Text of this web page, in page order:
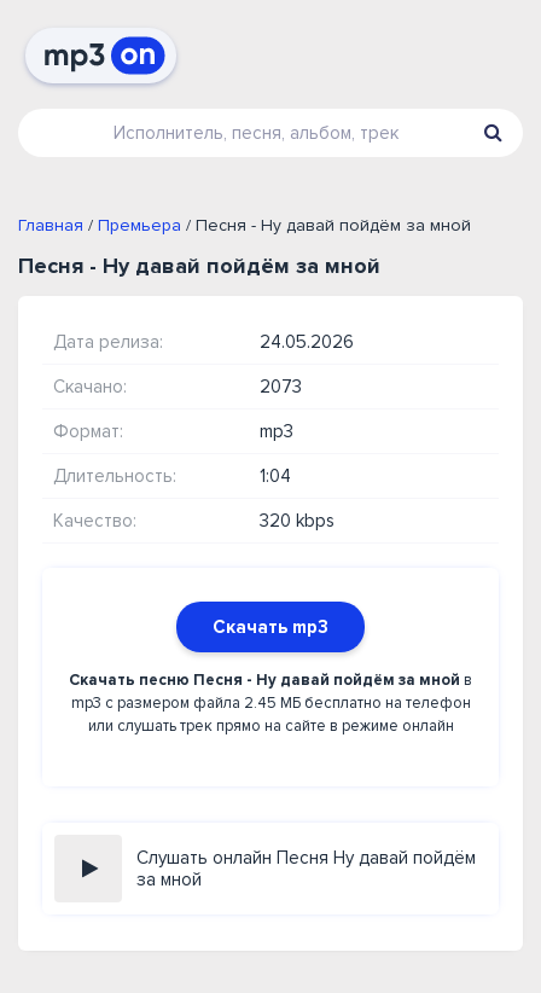
Главная / Премьера / Песня - Ну давай пойдём за мной
Песня - Ну давай пойдём за мной
Дата релиза: 24.05.2026
Скачано: 2073
Формат: mp3
Длительность: 1:04
Качество: 320 kbps
Скачать mp3
Скачать песню Песня - Ну давай пойдём за мной в
mp3 с размером файла 2.45 МБ бесплатно на телефон
или слушать трек прямо на сайте в режиме онлайн
Слушать онлайн Песня Ну давай пойдём
за мной